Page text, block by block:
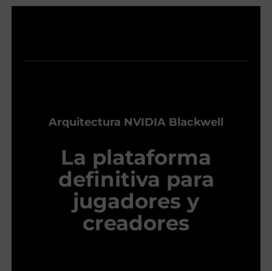
Arquitectura NVIDIA Blackwell
La plataforma
definitiva para
jugadores y
creadores